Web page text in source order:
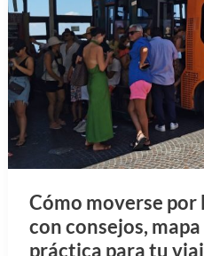
Cómo moverse por
con consejos,
práctica para tu